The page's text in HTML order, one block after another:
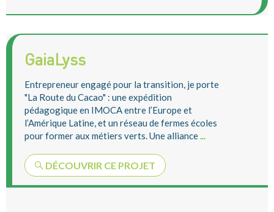
GaiaLyss
Entrepreneur engagé pour la transition, je porte
"La Route du Cacao" : une expédition
pédagogique en IMOCA entre l’Europe et
l’Amérique Latine, et un réseau de fermes écoles
pour former aux métiers verts. Une alliance...
DÉCOUVRIR CE PROJET